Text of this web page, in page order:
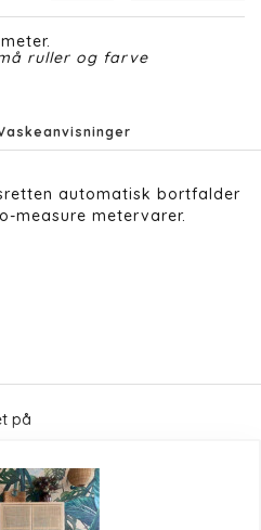
ruller og farve
automatisk bortfalder
measure metervarer.
på